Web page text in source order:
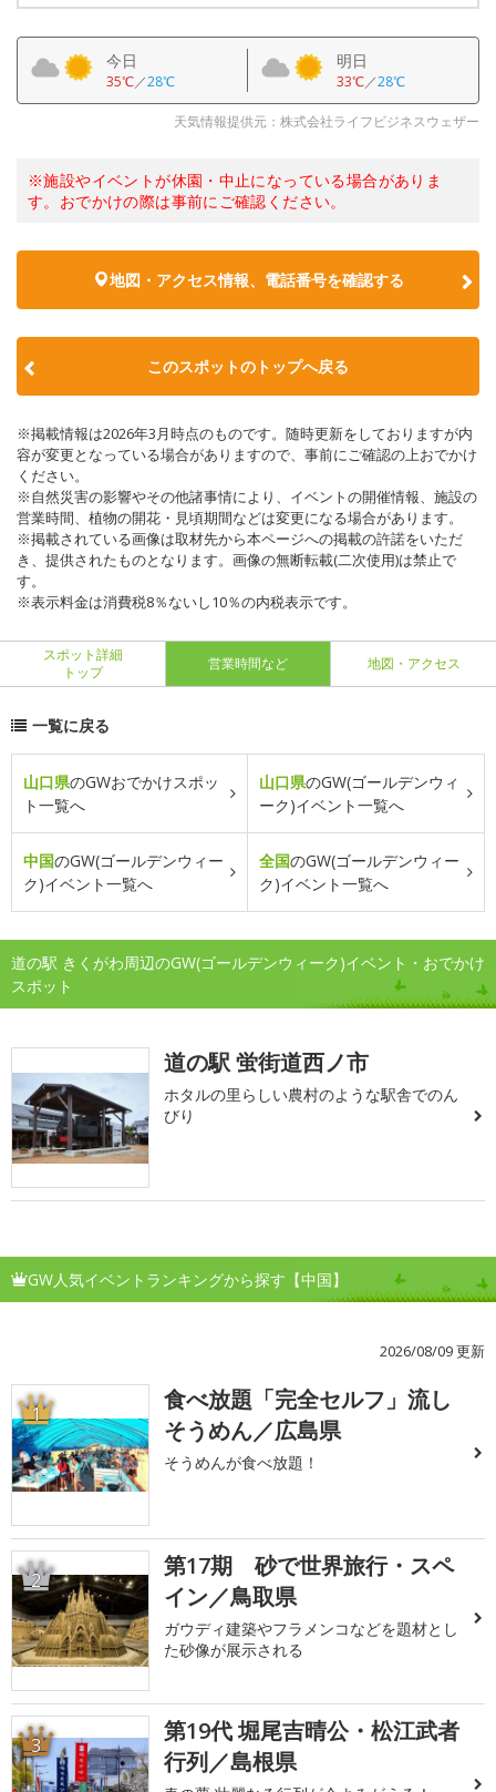
今日
35℃／28℃
明日
33℃／28℃
天気情報提供元：株式会社ライフビジネスウェザー
※施設やイベントが休園・中止になっている場合がありま
す。おでかけの際は事前にご確認ください。
地図・アクセス情報、電話番号を確認する
このスポットのトップへ戻る
※掲載情報は2026年3月時点のものです。随時更新をしておりますが内
容が変更となっている場合がありますので、事前にご確認の上おでかけ
ください。
※自然災害の影響やその他諸事情により、イベントの開催情報、施設の
営業時間、植物の開花・見頃期間などは変更になる場合があります。
※掲載されている画像は取材先から本ページへの掲載の許諾をいただ
き、提供されたものとなります。画像の無断転載(二次使用)は禁止で
す。
※表示料金は消費税8％ないし10％の内税表示です。
スポット詳細
トップ
営業時間など 地図・アクセス
一覧に戻る
山口県のGWおでかけスポッ
ト一覧へ
山口県のGW(ゴールデンウィ
ーク)イベント一覧へ
中国のGW(ゴールデンウィー
ク)イベント一覧へ
全国のGW(ゴールデンウィー
ク)イベント一覧へ
道の駅 きくがわ周辺のGW(ゴールデンウィーク)イベント・おでかけ
スポット
道の駅 蛍街道西ノ市
ホタルの里らしい農村のような駅舎でのん
びり
GW人気イベントランキングから探す【中国】
2026/08/09 更新
1
食べ放題「完全セルフ」流し
そうめん／広島県
そうめんが食べ放題！
2
第17期 砂で世界旅行・スペ
イン／鳥取県
ガウディ建築やフラメンコなどを題材とし
た砂像が展示される
3
第19代 堀尾吉晴公・松江武者
行列／島根県